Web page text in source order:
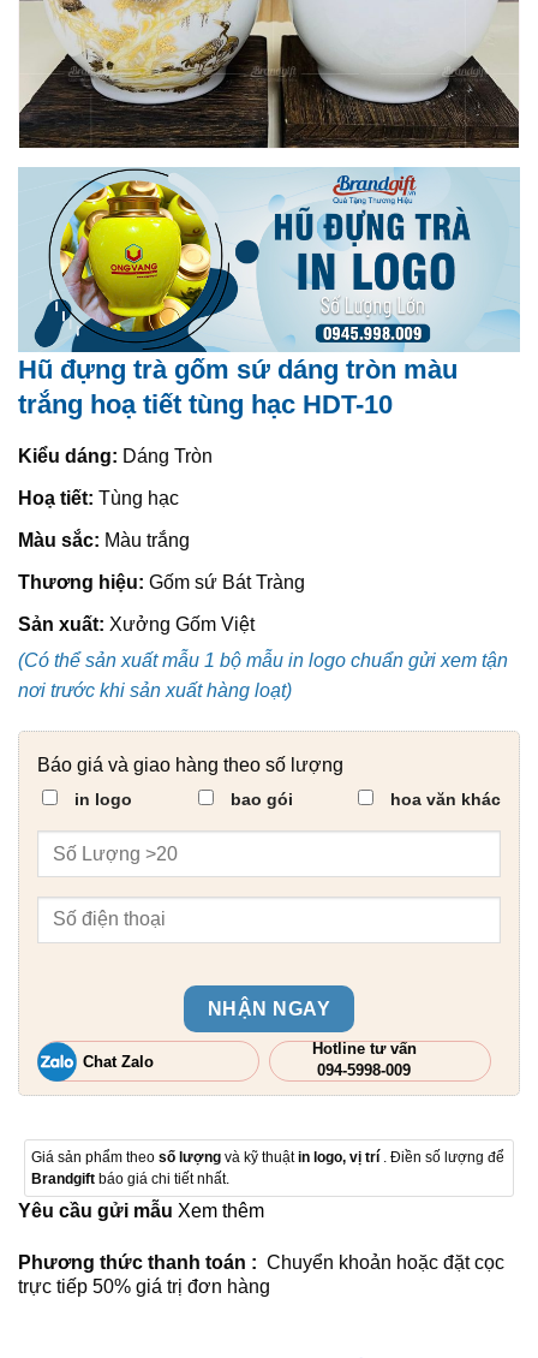
Hũ đựng trà gốm sứ dáng tròn màu
trắng hoạ tiết tùng hạc HDT-10
Kiểu dáng: Dáng Tròn
Hoạ tiết: Tùng hạc
Màu sắc: Màu trắng
Thương hiệu: Gốm sứ Bát Tràng
Sản xuất: Xưởng Gốm Việt
(Có thể sản xuất mẫu 1 bộ mẫu in logo chuẩn gửi xem tận
nơi trước khi sản xuất hàng loạt)
Báo giá và giao hàng theo số lượng
in logo bao gói hoa văn khác
NHẬN NGAY
Chat Zalo
Hotline tư vấn
094-5998-009
Giá sản phẩm theo số lượng và kỹ thuậtin logo, vị trí . Điền số lượng để
Brandgift báo giá chi tiết nhất.
Yêu cầu gửi mẫu Xem thêm
Phương thức thanh toán : Chuyển khoản hoặc đặt cọc
trực tiếp 50% giá trị đơn hàng